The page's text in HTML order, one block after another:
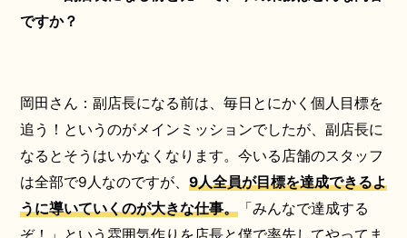
ですか？
岡田さん：副店長になる前は、毎日とにかく個人目標を
追う！というのがメインミッションでしたが、副店長に
なるとそうはいかなくなります。今いる店舗のスタッフ
は全部で9人なのですが、 9人全員が目標を達成できるよ
うに導いていくのが大きな仕事。 「みんなで達成する